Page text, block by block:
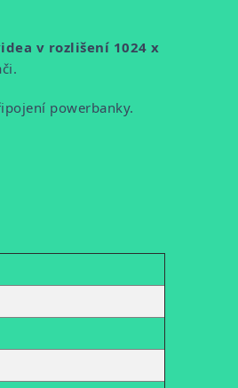
v rozlišení 1024 x
powerbanky.